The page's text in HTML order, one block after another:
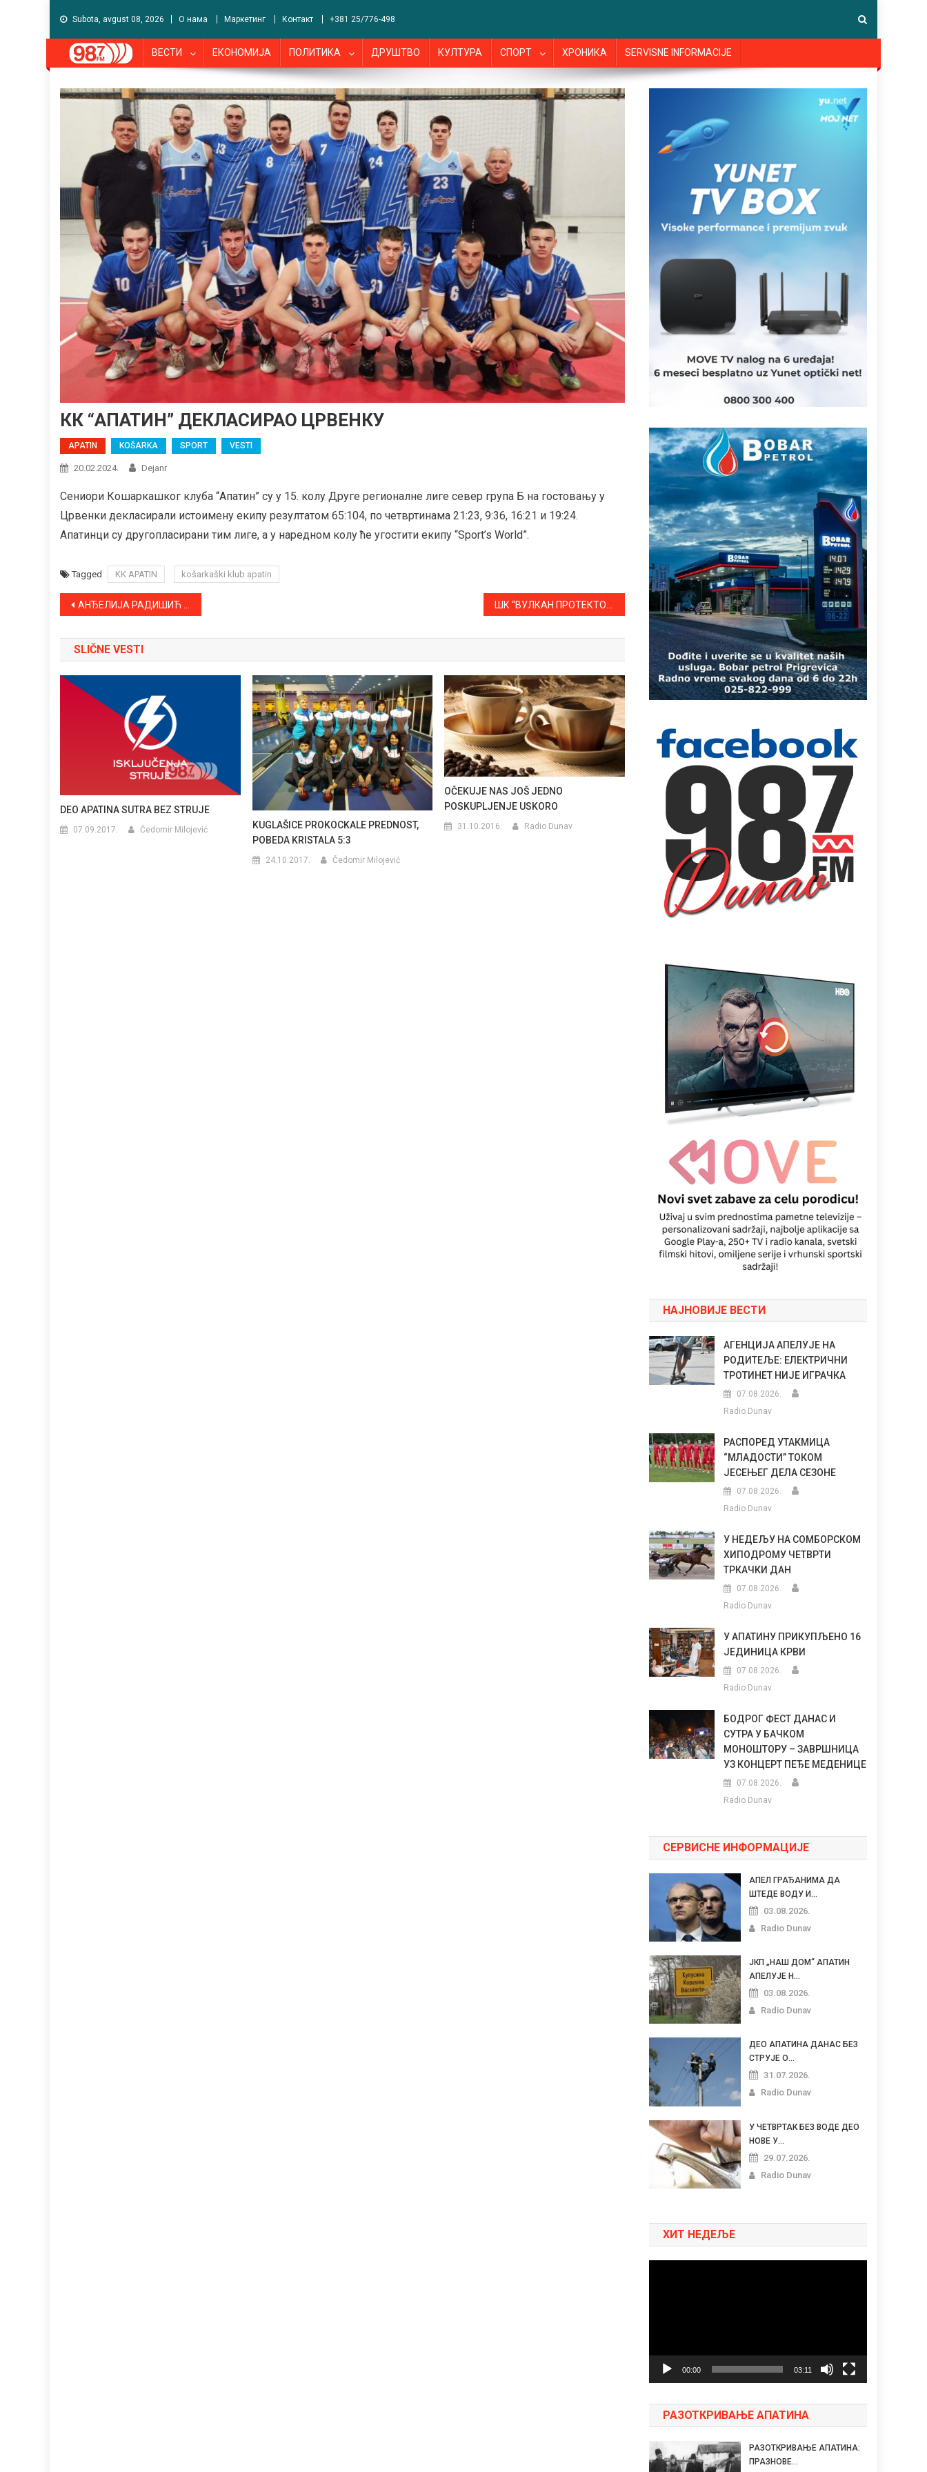
Subota, avgust 08, 2026 О нама Маркетинг Контакт +381 25/776-498
ВЕСТИ ЕКОНОМИЈА ПОЛИТИКА ДРУШТВО КУЛТУРА СПОРТ ХРОНИКА SERVISNE INFORMACIJE
КК “АПАТИН” ДЕКЛАСИРАО ЦРВЕНКУ
APATIN KOŠARKA SPORT VESTI
20.02.2024. Dejanr
Сениори Кошаркашког клуба “Апатин” су у 15. колу Друге регионалне лиге север група Б на гостовању у
Црвенки декласирали истоимену екипу резултатом 65:104, по четвртинама 21:23, 9:36, 16:21 и 19:24.
Апатинци су другопласирани тим лиге, а у наредном колу ће угостити екипу “Sport’s World”.
Tagged KK APATIN košarkaški klub apatin
Kretanje
članka
АНЂЕЛИЈА РАДИШИЋ ПРВАКИЊА ВОЈВОДИНЕ У ШАХУ
SLIČNE VESTI
DEO APATINA SUTRA BEZ STRUJE
07.09.2017. Čedomir Milojević
KUGLAŠICE PROKOCKALE PREDNOST,
POBEDA KRISTALA 5:3
24.10.2017. Čedomir Milojević
OČEKUJE NAS JOŠ JEDNO
POSKUPLJENJE USKORO
31.10.2016. Radio Dunav
НАЈНОВИЈЕ ВЕСТИ
АГЕНЦИЈА АПЕЛУЈЕ НА
РОДИТЕЉЕ: ЕЛЕКТРИЧНИ
ТРОТИНЕТ НИЈЕ ИГРАЧКА
07.08.2026.
Radio Dunav
РАСПОРЕД УТАКМИЦА
“МЛАДОСТИ” ТОКОМ
ЈЕСЕЊЕГ ДЕЛА СЕЗОНЕ
07.08.2026.
Radio Dunav
У НЕДЕЉУ НА СОМБОРСКОМ
ХИПОДРОМУ ЧЕТВРТИ
ТРКАЧКИ ДАН
07.08.2026.
Radio Dunav
У АПАТИНУ ПРИКУПЉЕНО 16
ЈЕДИНИЦА КРВИ
07.08.2026.
Radio Dunav
БОДРОГ ФЕСТ ДАНАС И
СУТРА У БАЧКОМ
МОНОШТОРУ – ЗАВРШНИЦА
УЗ КОНЦЕРТ ПЕЂЕ МЕДЕНИЦЕ
07.08.2026.
Radio Dunav
СЕРВИСНЕ ИНФОРМАЦИЈЕ
АПЕЛ ГРАЂАНИМА ДА
ШТЕДЕ ВОДУ И...
03.08.2026.
Radio Dunav
ЈКП „НАШ ДОМ“ АПАТИН
АПЕЛУЈЕ Н...
03.08.2026.
Radio Dunav
ДЕО АПАТИНА ДАНАС БЕЗ
СТРУЈЕ О...
31.07.2026.
Radio Dunav
У ЧЕТВРТАК БЕЗ ВОДЕ ДЕО
НОВЕ У...
29.07.2026.
Radio Dunav
ХИТ НЕДЕЉЕ
00:00 03:11
РАЗОТКРИВАЊЕ АПАТИНА
РАЗОТКРИВАЊЕ АПАТИНА:
ПРАЗНОВЕ...